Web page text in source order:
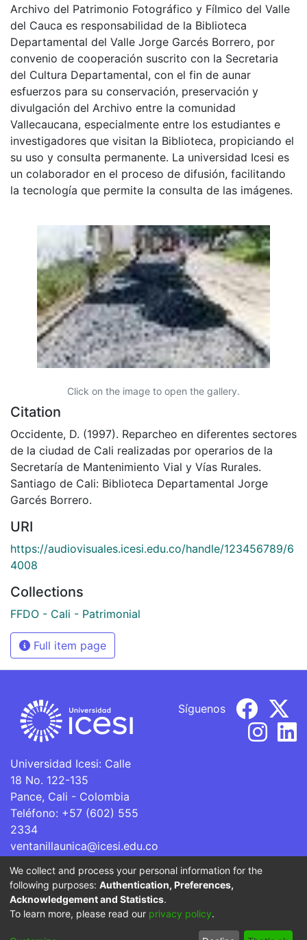
Archivo del Patrimonio Fotográfico y Fílmico del Valle
del Cauca es responsabilidad de la Biblioteca
Departamental del Valle Jorge Garcés Borrero, por
convenio de cooperación suscrito con la Secretaria
del Cultura Departamental, con el fin de aunar
esfuerzos para su conservación, preservación y
divulgación del Archivo entre la comunidad
Vallecaucana, especialmente entre los estudiantes e
investigadores que visitan la Biblioteca, propiciando el
su uso y consulta permanente. La universidad Icesi es
un colaborador en el proceso de difusión, facilitando
la tecnología que permite la consulta de las imágenes.
Click on the image to open the gallery.
Citation
Occidente, D. (1997). Reparcheo en diferentes sectores
de la ciudad de Cali realizadas por operarios de la
Secretaría de Mantenimiento Vial y Vías Rurales.
Santiago de Cali: Biblioteca Departamental Jorge
Garcés Borrero.
URI
https://audiovisuales.icesi.edu.co/handle/123456789/6
4008
Collections
FFDO - Cali - Patrimonial
Full item page
Universidad Icesi: Calle
18 No. 122-135
Pance, Cali - Colombia
Teléfono: +57 (602) 555
2334
ventanillaunica@icesi.edu.co
Síguenos
La Universidad Icesi es una Institución de Educación
Superior que se encuentra sujeta a inspección y vigilancia
por parte del Ministerio de Educación Nacional.
Cookie End User Send
We collect and process your personal information for the
following purposes: Authentication, Preferences,
Acknowledgement and Statistics.
To learn more, please read our privacy policy.